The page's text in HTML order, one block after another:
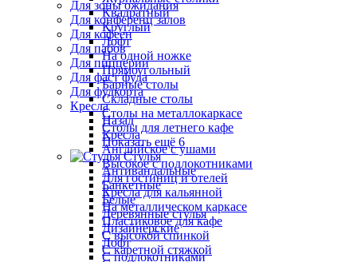
Квадратный
Круглый
Лофт
На одной ножке
Прямоугольный
Барные столы
Складные столы
Столы на металлокаркасе
Столы для летнего кафе
Показать ещё 6
Стулья
Антивандальные
Банкетные
Белые
Деревянные стулья
Дизайнерские
Лофт
С подлокотниками
Для зоны ожидания
Для конференц залов
Для кофеен
Для пабов
Для пиццерии
Для фаст фуда
Для фудкорта
Кресла
Назад
Кресла
Английское с ушами
Высокое с подлокотниками
Для гостиниц и отелей
Кресла для кальянной
На металлическом каркасе
Пластиковое для кафе
С высокой спинкой
С каретной стяжкой